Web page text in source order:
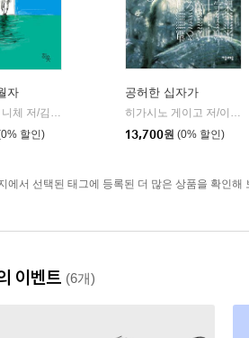
자
프리드리히 니체 저/김철 편역
할인)
공허한 십자가
히가시노 게이고 저/이선희 역
13,700원 (0% 할인)
에서 선택된 태그에 등록된 더 많은 상품을 확인해
이벤트 (6개)